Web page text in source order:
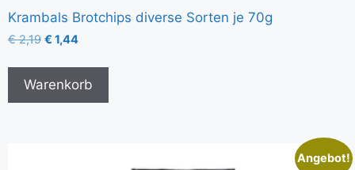
Krambals Brotchips diverse Sorten je 70g
€2,19 € 1,44
Warenkorb
Angebot!